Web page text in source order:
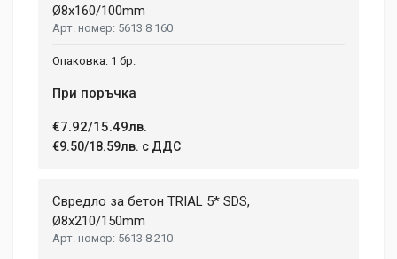
Ø8x160/100mm
5613 8 160
1 бр.
При поръчка
€7.92/15.49лв.
€9.50/18.59лв. с ДДС
Свредло за бетон TRIAL 5* SDS,
Ø8x210/150mm
5613 8 210